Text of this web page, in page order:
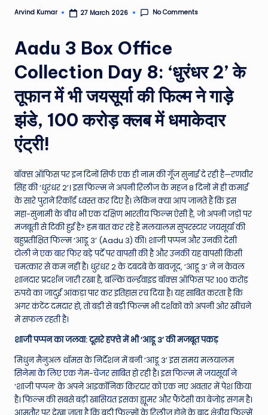
e
w
s
A
ro
u
d
T
h
e
W
o
rl
d
Posted
Arvind Kumar 27 March 2026 No Comments
Aadu 3 Box Office
Collection Day 8: ‘धुरंधर 2’ के
तूफान में भी जयसूर्या की फिल्म ने गाड़े
झंडे, 100 करोड़ क्लब में धमाकेदार
एंट्री!
बॉक्स ऑफिस पर इन दिनों सिर्फ एक ही नाम की गूँज सुनाई दे रही है—रणवीर
सिंह की ‘धुरंधर 2’। इस फिल्म ने अपनी रिलीज के महज 8 दिनों में ही कमाई
के सारे पुराने रिकॉर्ड ध्वस्त कर दिए हैं। लेकिन क्या आप जानते हैं कि इस
महा-सुनामी के बीच भी एक दक्षिण भारतीय फिल्म ऐसी है, जो अपनी जड़ों पर
मजबूती से टिकी हुई है? हम बात कर रहे हैं मलयालम सुपरस्टार जयसूर्या की
बहुप्रतीक्षित फिल्म ‘आडू 3’ (Aadu 3) की। शाजी पप्पन और उनकी देसी
टोली ने एक बार फिर बड़े पर्दे पर वापसी की है और उनकी यह वापसी किसी
चमत्कार से कम नहीं है। धुरंधर 2 के दबदबे के बावजूद, ‘आडू 3’ ने न केवल
शानदार प्रदर्शन जारी रखा है, बल्कि वर्ल्डवाइड बॉक्स ऑफिस पर 100 करोड़
रुपये का जादुई आंकड़ा पार कर इतिहास रच दिया है। यह साबित करता है कि
अगर कंटेंट दमदार हो, तो बड़ी से बड़ी फिल्म भी दर्शकों को अपनी ओर खींचने
में सफल रहती है।
शाजी पप्पन का जलवा: दूसरे हफ्ते में भी ‘आडू 3’ की मजबूत पकड़
मिधुन मैनुअल थॉमस के निर्देशन में बनी ‘आडू 3’ इस समय मलयालम
सिनेमा के लिए एक गेम-चेंजर साबित हो रही है। इस फिल्म में जयसूर्या ने
‘शाजी पप्पन’ के अपने आइकॉनिक किरदार को एक नए अवतार में पेश किया
है। फिल्म की सबसे बड़ी खासियत इसका ह्यूमर और फैंटेसी का बेजोड़ संगम है।